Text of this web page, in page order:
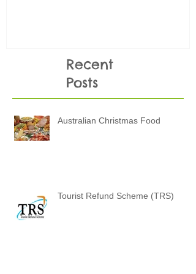
Recent
Posts
Australian Christmas Food
Tourist Refund Scheme (TRS)